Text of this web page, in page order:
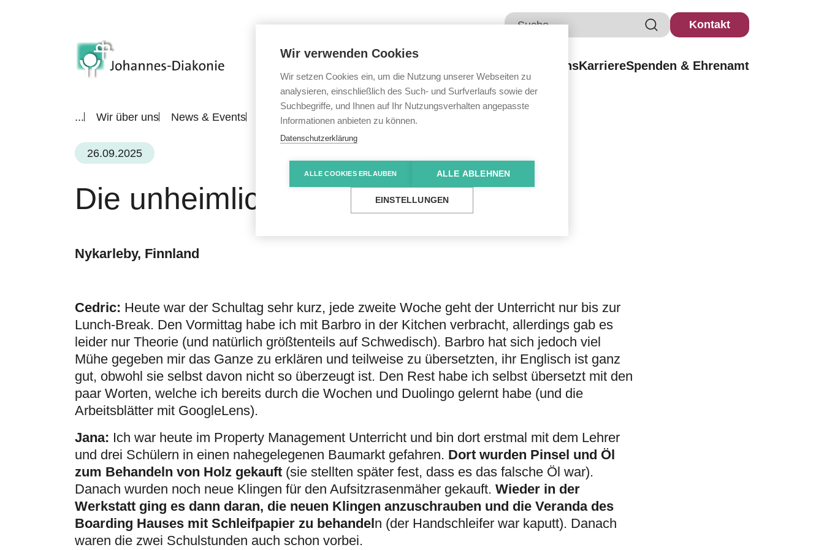
Kontakt
Wir über unsKarriereSpenden & Ehrenamt
... Wir über uns News & Events Alle News Die unheimliche Zwiebelbox
26.09.2025
Die unheimliche Zwiebelbox
Nykarleby, Finnland
Cedric: Heute war der Schultag sehr kurz, jede zweite Woche geht der Unterricht nur bis zur
Lunch-Break. Den Vormittag habe ich mit Barbro in der Kitchen verbracht, allerdings gab es
leider nur Theorie (und natürlich größtenteils auf Schwedisch). Barbro hat sich jedoch viel
Mühe gegeben mir das Ganze zu erklären und teilweise zu übersetzten, ihr Englisch ist ganz
gut, obwohl sie selbst davon nicht so überzeugt ist. Den Rest habe ich selbst übersetzt mit den
paar Worten, welche ich bereits durch die Wochen und Duolingo gelernt habe (und die
Arbeitsblätter mit GoogleLens).
Jana: Ich war heute im Property Management Unterricht und bin dort erstmal mit dem Lehrer
und drei Schülern in einen nahegelegenen Baumarkt gefahren. Dort wurden Pinsel und Öl
zum Behandeln von Holz gekauft (sie stellten später fest, dass es das falsche Öl war).
Danach wurden noch neue Klingen für den Aufsitzrasenmäher gekauft. Wieder in der
Werkstatt ging es dann daran, die neuen Klingen anzuschrauben und die Veranda des
Boarding Hauses mit Schleifpapier zu behandeln (der Handschleifer war kaputt). Danach
waren die zwei Schulstunden auch schon vorbei.
Wir verwenden Cookies
Wir setzen Cookies ein, um die Nutzung unserer Webseiten zu
analysieren, einschließlich des Such- und Surfverlaufs sowie der
Suchbegriffe, und Ihnen auf Ihr Nutzungsverhalten angepasste
Informationen anbieten zu können.
Datenschutzerklärung
ALLE COOKIES ERLAUBEN ALLE ABLEHNEN
EINSTELLUNGEN